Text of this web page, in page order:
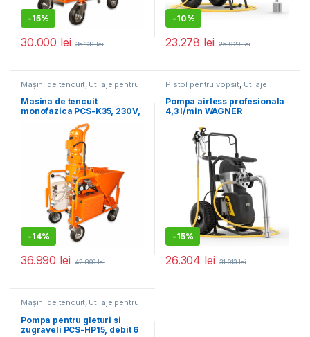
-15%
30.000 lei 35.139lei
-10%
23.278 lei 25.929lei
Mașini de tencuit, Utilaje pentru
construcții
Masina de tencuit
monofazica PCS-K35, 230V,
debit material 5-20 l /min.
-14%
36.990 lei 42.800lei
Pistol pentru vopsit Utilaje
pentru construcții
Pompa airless profesionala
4,3 l/min WAGNER
-15%
26.304 lei 31.013lei
Mașini de tencuit, Utilaje pentru
construcții
Pompa pentru gleturi si
zugraveli PCS-HP15, debit 6